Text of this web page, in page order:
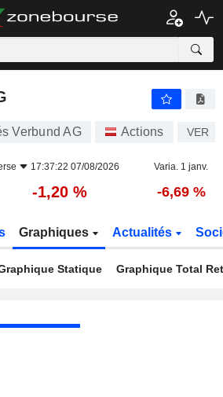
Verbund AG Actions VER
17:37:22 07/08/2026 Varia. 1 janv.
-1,20 % -6,69 %
Graphiques Actualités
Statique Graphique Total